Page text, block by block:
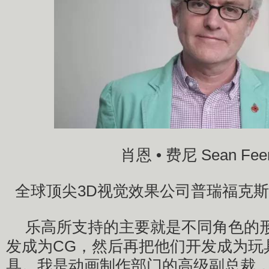
肖恩 • 费尼 Sean
全球顶尖3D视觉效果公司普瑞福克
乐高所支持的主要就是不同角色的
发成为CG，然后再把他们开发成为